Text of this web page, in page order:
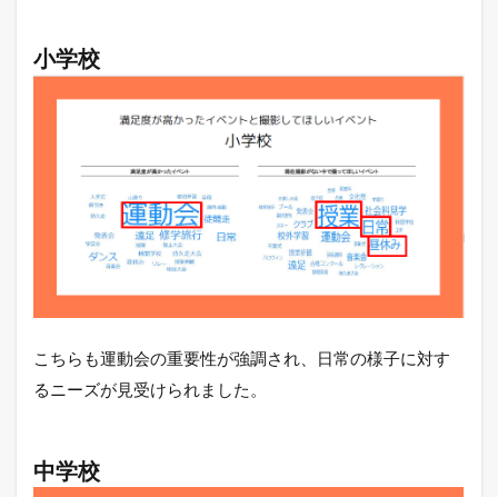
小学校
こちらも運動会の重要性が強調され、日常の様子に対す
るニーズが見受けられました。
中学校